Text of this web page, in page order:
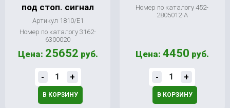
под стоп. сигнал
Артикул 1810/Е1
Номер по каталогу 3162-
6300020
Цена: 25652 руб.
- +
В КОРЗИНУ
Номер по каталогу 452-
2805012-А
Цена: 4450 руб.
- +
В КОРЗИНУ